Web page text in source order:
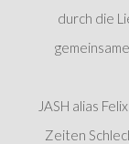
durch die
JASH alias
Zeiten